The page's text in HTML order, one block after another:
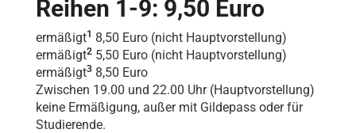
Reihen 1-9: 9,50 Euro
ermäßigt1 8,50 Euro (nicht Hauptvorstellung)
ermäßigt2 5,50 Euro (nicht Hauptvorstellung)
ermäßigt3 8,50 Euro
Zwischen 19.00 und 22.00 Uhr (Hauptvorstellung)
keine Ermäßigung, außer mit Gildepass oder für
Studierende.